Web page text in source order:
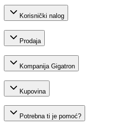
Korisnički nalog
Prodaja
Kompanija Gigatron
Kupovina
Potrebna ti je pomoć?